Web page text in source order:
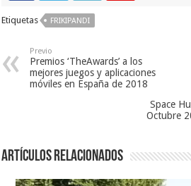
Etiquetas FRIKIPANDI
Previo
Premios ‘TheAwards’ a los
mejores juegos y aplicaciones
móviles en España de 2018
Space
Octubre
Artículos relacionados